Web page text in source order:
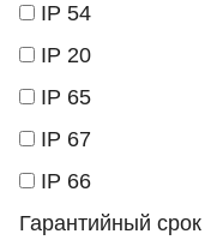
IP 54
IP 20
IP 65
IP 67
IP 66
Гарантийный срок